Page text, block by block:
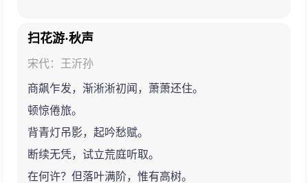
扫花游·秋声
宋代：王沂孙
商飙乍发，渐淅淅初闻，萧萧还住。
顿惊倦旅。
背青灯吊影，起吟愁赋。
断续无凭，试立荒庭听取。
在何许？但落叶满阶，惟有高树。